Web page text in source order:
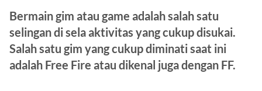
Bermain gim atau game adalah salah satu
selingan di sela aktivitas yang cukup disukai.
Salah satu gim yang cukup diminati saat ini
adalah Free Fire atau dikenal juga dengan FF.